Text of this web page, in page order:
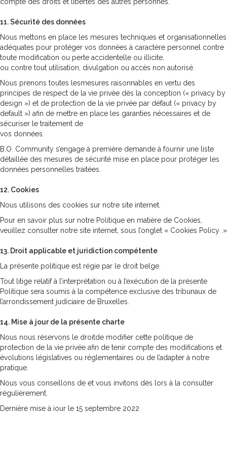
11. Sécurité des données
Nous mettons en place les mesures techniques et organisationnelles
adéquates pour protéger vos données à caractère personnel contre
toute modification ou perte accidentelle ou illicite,
ou contre tout utilisation, divulgation ou accès non autorisé.
Nous prenons toutes lesmesures raisonnables en vertu des
principes de respect de la vie privée dès la conception (« privacy by
design ») et de protection de la vie privée par défaut (« privacy by
default ») afin de mettre en place les garanties nécessaires et de
sécuriser le traitement de
vos données.
B.O. Community s’engage à première demande à fournir une liste
détaillée des mesures de sécurité mise en place pour protéger les
données personnelles traitées.
12. Cookies
Nous utilisons des cookies sur notre site internet.
Pour en savoir plus sur notre Politique en matière de Cookies,
veuillez consulter notre site internet, sous l’onglet « Cookies Policy .»
13. Droit applicable et juridiction compétente
La présente politique est régie par le droit belge.
Tout litige relatif à l’interprétation ou à l’exécution de la présente
Politique sera soumis à la compétence exclusive des tribunaux de
l’arrondissement judiciaire de Bruxelles.
14. Mise à jour de la présente charte
Nous nous réservons le droitde modifier cette politique de
protection de la vie privée afin de tenir compte des modifications et
évolutions législatives ou réglementaires ou de l’adapter à notre
pratique.
Nous vous conseillons de et vous invitons dès lors à la consulter
régulièrement.
Dernière mise à iour le 15 septembre 2022